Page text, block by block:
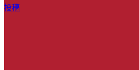
投稿